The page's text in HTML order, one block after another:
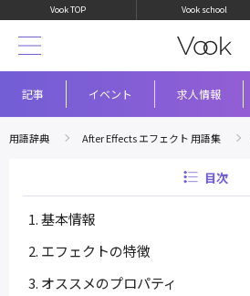
Vook TOP Vook school
記事 イベント 求人情報
用語辞典 After Effects エフェクト 用語集
目次
基本情報
エフェクトの特徴
オススメのプロパティ